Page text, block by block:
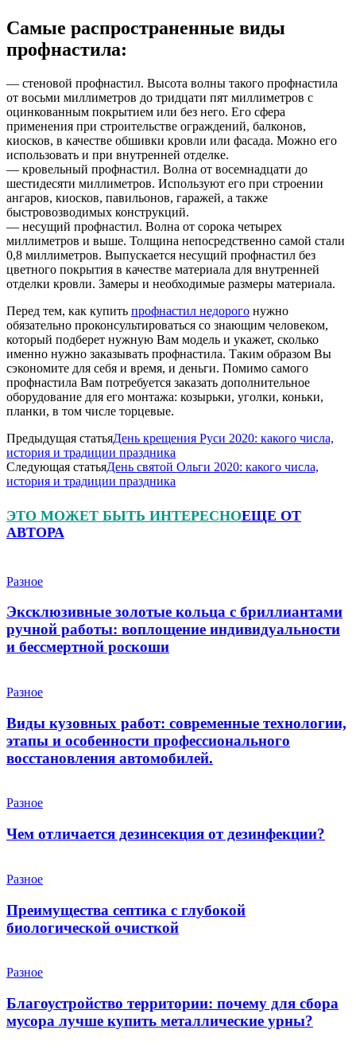
Самые распространенные виды
профнастила:
— стеновой профнастил. Высота волны такого профнастила
от восьми миллиметров до тридцати пят миллиметров с
оцинкованным покрытием или без него. Его сфера
применения при строительстве ограждений, балконов,
киосков, в качестве обшивки кровли или фасада. Можно его
использовать и при внутренней отделке.
— кровельный профнастил. Волна от восемнадцати до
шестидесяти миллиметров. Используют его при строении
ангаров, киосков, павильонов, гаражей, а также
быстровозводимых конструкций.
— несущий профнастил. Волна от сорока четырех
миллиметров и выше. Толщина непосредственно самой стали
0,8 миллиметров. Выпускается несущий профнастил без
цветного покрытия в качестве материала для внутренней
отделки кровли. Замеры и необходимые размеры материала.
Перед тем, как купить профнастил недорого нужно
обязательно проконсультироваться со знающим человеком,
который подберет нужную Вам модель и укажет, сколько
именно нужно заказывать профнастила. Таким образом Вы
сэкономите для себя и время, и деньги. Помимо самого
профнастила Вам потребуется заказать дополнительное
оборудование для его монтажа: козырьки, уголки, коньки,
планки, в том числе торцевые.
Предыдущая статьяДень крещения Руси 2020: какого числа,
история и традиции праздника
Следующая статьяДень святой Ольги 2020: какого числа,
история и традиции праздника
ЭТО МОЖЕТ БЫТЬ ИНТЕРЕСНОЕЩЕ ОТ
АВТОРА
Разное
Эксклюзивные золотые кольца с бриллиантами
ручной работы: воплощение индивидуальности
и бессмертной роскоши
Разное
Виды кузовных работ: современные технологии,
этапы и особенности профессионального
восстановления автомобилей.
Разное
Чем отличается дезинсекция от дезинфекции?
Разное
Преимущества септика с глубокой
биологической очисткой
Разное
Благоустройство территории: почему для сбора
мусора лучше купить металлические урны?